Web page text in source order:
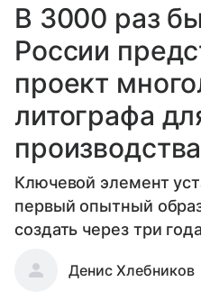
В 3000 раз
России
проект
литографа
Ключевой элемент
первый опытный
создать через три
Денис Хлебников